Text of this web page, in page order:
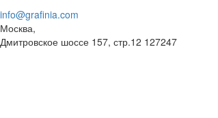
info@grafinia.com
Москва,
Дмитровское шоссе 157, стр.12 127247